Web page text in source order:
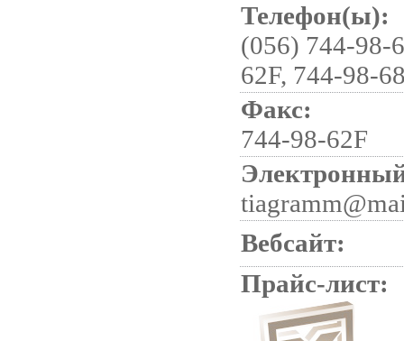
Телефон(ы):
(056) 744-98-
62F, 744-98-
Факс:
744-98-62F
Вебсайт:
Прайс-лист: